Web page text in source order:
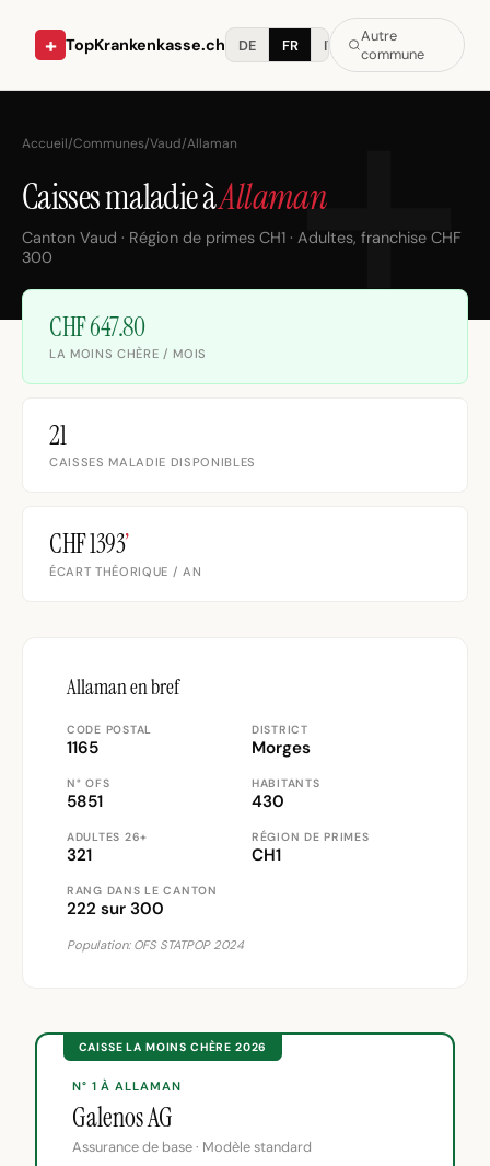
+ TopKrankenkasse.ch DE FR IT
Autre
commune
Accueil/Communes/Vaud/Allaman
Caisses maladie àAllaman
Canton Vaud · Région de primes CH1 · Adultes, franchise CHF
300
CHF 647.80
LA MOINS CHÈRE / MOIS
21
CAISSES MALADIE DISPONIBLES
CHF 1393’
ÉCART THÉORIQUE / AN
Allaman en bref
CODE POSTAL
1165
DISTRICT
Morges
N° OFS
5851
HABITANTS
430
ADULTES 26+
321
RÉGION DE PRIMES
CH1
RANG DANS LE CANTON
222 sur 300
Population: OFS STATPOP 2024
CAISSE LA MOINS CHÈRE 2026
N° 1 À ALLAMAN
Galenos AG
Assurance de base · Modèle standard